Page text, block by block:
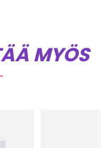
MYÖS